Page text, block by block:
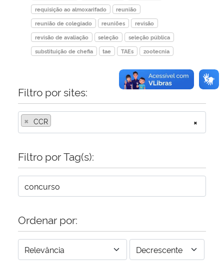
requisição ao almoxarifado
reunião
reunião de colegiado
reuniões
revisão
revisão de avaliação
seleção
seleção pública
substituição de chefia
tae TAEs zootecnia
Filtro por sites:
×
× CCR
Filtro por Tag(s):
Ordenar por: